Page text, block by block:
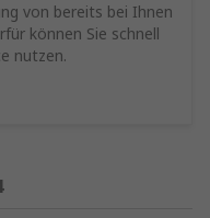
von bereits bei Ihnen
können Sie schnell
nutzen.